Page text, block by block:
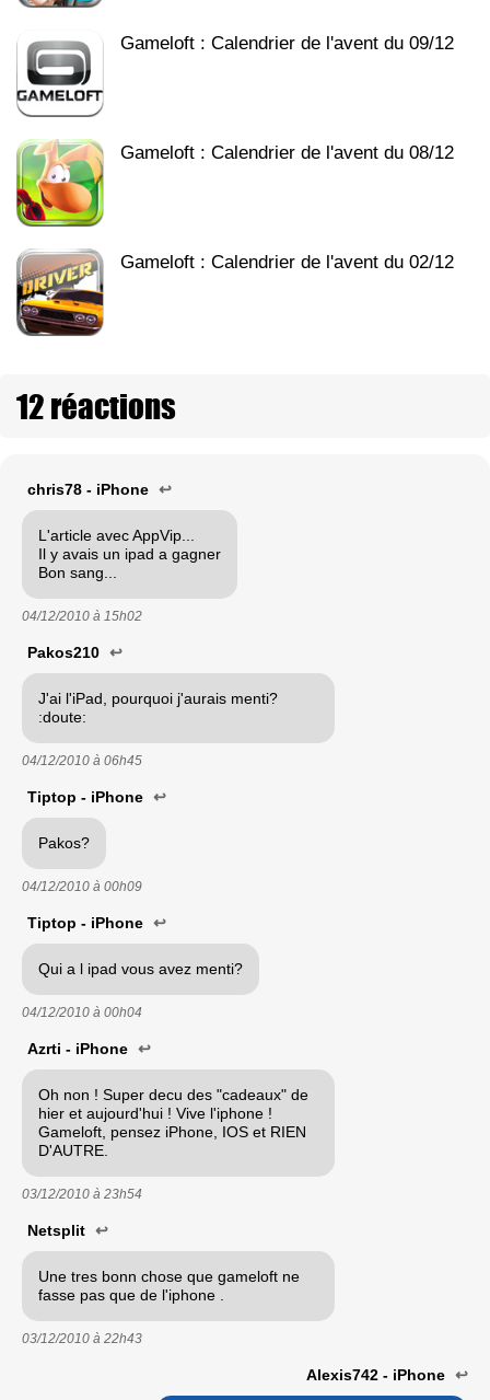
Gameloft : Calendrier de l'avent du 09/12
Gameloft : Calendrier de l'avent du 08/12
Gameloft : Calendrier de l'avent du 02/12
12 réactions
chris78 - iPhone ↩
L'article avec AppVip...
Il y avais un ipad a gagner
Bon sang...
04/12/2010 à 15h02
Pakos210 ↩
J'ai l'iPad, pourquoi j'aurais menti?
:doute:
04/12/2010 à 06h45
Tiptop - iPhone ↩
Pakos?
04/12/2010 à 00h09
Tiptop - iPhone ↩
Qui a l ipad vous avez menti?
04/12/2010 à 00h04
Azrti - iPhone ↩
Oh non ! Super decu des "cadeaux" de
hier et aujourd'hui ! Vive l'iphone !
Gameloft, pensez iPhone, IOS et RIEN
D'AUTRE.
03/12/2010 à 23h54
Netsplit ↩
Une tres bonn chose que gameloft ne
fasse pas que de l'iphone .
03/12/2010 à 22h43
Alexis742 - iPhone ↩